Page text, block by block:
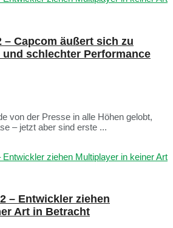
– Capcom äußert sich zu
schlechter Performance
von der Presse in alle Höhen gelobt,
– jetzt aber sind erste ...
– Entwickler ziehen
Art in Betracht